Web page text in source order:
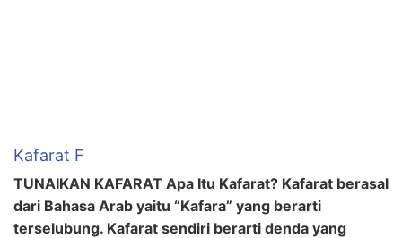
Kafarat F
TUNAIKAN KAFARAT Apa Itu Kafarat? Kafarat berasal
dari Bahasa Arab yaitu “Kafara” yang berarti
terselubung. Kafarat sendiri berarti denda yang